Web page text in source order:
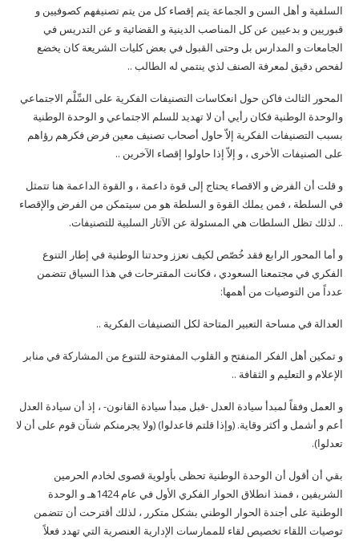
السلفية و أهل السن و الجماعة يتم إقصاء كل من يتم تصنيفهم كصوفيين و
قبوريين و بدعيين عن كل المناصب الدينية و القضائية و عن التدريس في
الجامعات و المدارس بل وحتى القبول في بعض كليات الشريعة كان يخضع
لفحص دقيق لمعرفة الصنف لذي ينتمي له الطالب ..
المحور الثالث فاكن حول انعكاسات التصنيفات الفكرية على السِّلْم الاجتماعي
والوحدة الوطنية فكان رأيي أن لا تهديد للسلم الاجتماعي و الوحدة الوطنية
بسبب التصنيفات الفكرية إلاّ حاول أصحاب تصنيف معين فرض فكرهم رؤاهم
على الصنيفات الأخرى ، و إلاّ إذا حاولوا إقصاء الآخرين ..
و قلت أن الفرض و الاقصاء يحتاج إلى قوة داعمة ، و القوة الداعمة هنا تتمثل
في السلطة ، فمن يملك القوة و السلطة هو من سيتمكن من الفرض والإقصاء
.. لذلك تظل السلطات هي المسئولة عن الآثار السلبية للتصنيفات.
و أما المحور الرابع فقد خُصّص لكيف نعزز وحدتنا الوطنية في إطار التنوع
الفكري في مجتمعنا السعودي ، فكانت المقترحات في هذا السياق تتضمن
عدداً من التوصيات من أهمها:
العدالة في مساحة التعبير المتاحة لكل التصنيفات الفكرية ..
و تمكين أهل الفكر المنفتح و القلوب المفتوحة للتنوع من المشاركة في منابر
الإعلام و التعليم و الثقافة ..
و العمل وفقاً لمبدأ سيادة العدل -قبل مبدأ سيادة القانون- ، إذ أن سيادة العدل
أعم و أشمل و أكثر وقاية. (وإذا قلتم فاعدلوا) (ولا يجرمنكم شنآن قوم على أن لا
تعدلوا).
بقي أن أقول أن الوحدة الوطنية تحظى بأولوية قصوى لخادم الحرمين
الشريفين ، فمنذ انطلاق الحوار الفكري الأول في عام 1424هـ و الوحدة
الوطنية على أجندة الحوار الوطني بشكل متكرر ، لذلك أقترحت أن تتضمن
توصيات اللقاء تخصيص لقاء للممارسات الإدارية العنصرية التي تهدد فعلاً